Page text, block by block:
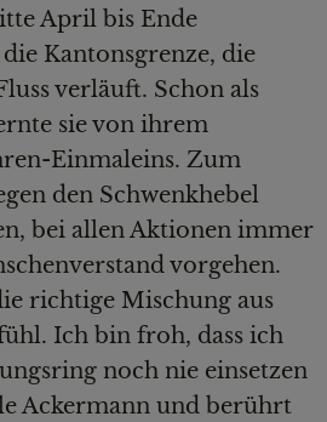
April bis Ende
Kantonsgrenze, die
verläuft. Schon als
sie von ihrem
Einmaleins. Zum
den Schwenkhebel
bei allen Aktionen immer
vorgehen.
richtige Mischung aus
Ich bin froh, dass ich
noch nie einsetzen
Ackermann und berührt